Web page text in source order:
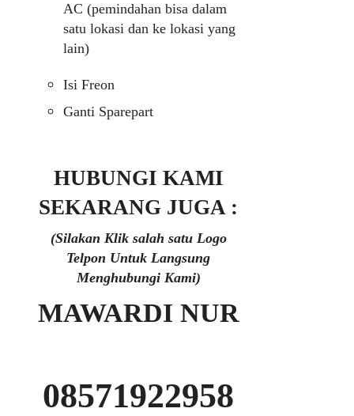
AC (pemindahan bisa dalam
satu lokasi dan ke lokasi yang
lain)
Isi Freon
Ganti Sparepart
HUBUNGI KAMI
SEKARANG JUGA :
(Silakan Klik salah satu Logo
Telpon Untuk Langsung
Menghubungi Kami)
MAWARDI NUR
08571922958